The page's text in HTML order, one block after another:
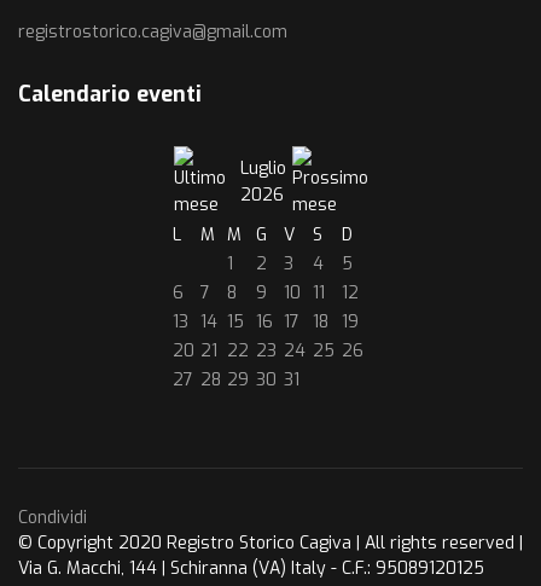
registrostorico.cagiva@gmail.com
Calendario eventi
Luglio
2026
L
M M G V S
D
1
2 3 4
5
6
7 8 9 10 11
12
13 14 15 16 17 18
19
20 21 22 23 24 25 26
27 28 29 30 31
Condividi
© Copyright 2020 Registro Storico Cagiva | All rights reserved |
Via G. Macchi, 144 | Schiranna (VA) Italy - C.F.: 95089120125